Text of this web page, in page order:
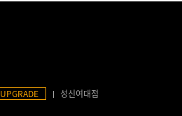
UPGRADE 성신여대점